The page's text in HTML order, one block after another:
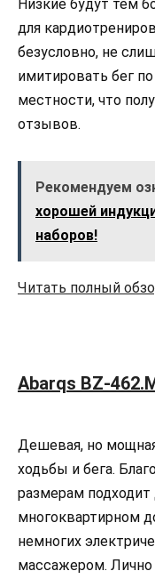
Низкие будут тем
для
безусловно, не
имитировать бег
местности, что
отзывов.
Рекомендуем
хорошей
наборов!
Читать полный
Abarqs BZ-
Дешевая, но
ходьбы и бега.
размерам подходит
многоквартирном
немногих
массажером. Лично